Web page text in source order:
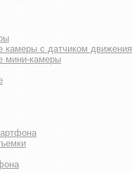
камеры с датчиком движения
мини-камеры